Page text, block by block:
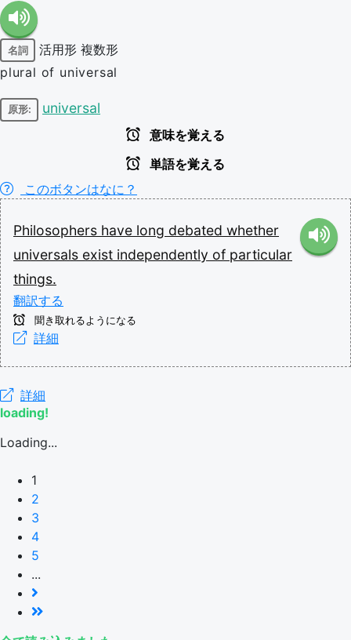
名詞 活用形 複数形
plural of universal
原形: universal
意味を覚える
単語を覚える
このボタンはなに？
Philosophers have long debated whether
universals exist independently of particular
things.
翻訳する
聞き取れるようになる
詳細
詳細
loading!
Loading...
1
2
3
4
5
...